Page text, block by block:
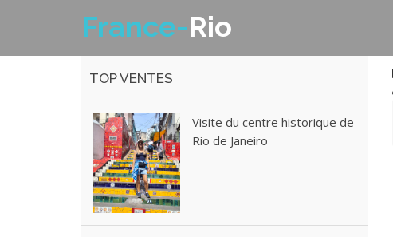
France-Rio
TOP VENTES
Visite du centre historique de
Rio de Janeiro